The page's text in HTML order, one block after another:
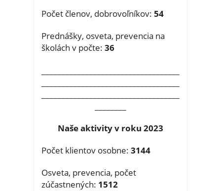
Počet členov, dobrovoľníkov: 54
Prednášky, osveta, prevencia na
školách v počte: 36
Naše aktivity v roku 2023
Počet klientov osobne: 3144
Osveta, prevencia, počet
zúčastnených: 1512